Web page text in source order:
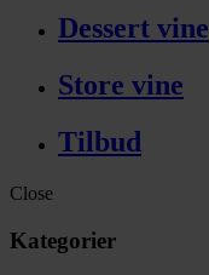
Dessert vine
Store vine
Tilbud
Close
Kategorier